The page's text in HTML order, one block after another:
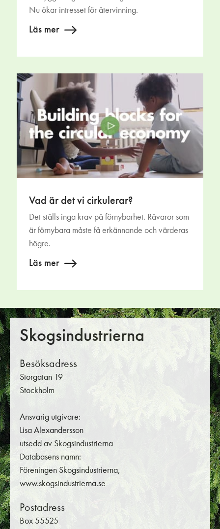
Nu ökar intresset för återvinning.
Läs mer
Vad är det vi cirkulerar?
Det ställs inga krav på förnybarhet. Råvaror som
är förnybara måste få erkännande och värderas
högre.
Läs mer
Skogsindustrierna
Besöksadress
Storgatan 19
Stockholm
Ansvarig utgivare:
Lisa Alexandersson
utsedd av Skogsindustrierna
Databasens namn:
Föreningen Skogsindustrierna,
www.skogsindustrierna.se
Postadress
Box 55525